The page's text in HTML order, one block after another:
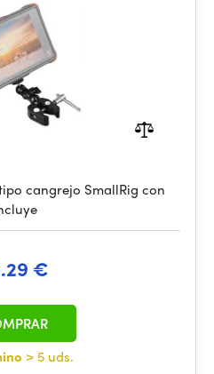
cangrejo SmallRig con
€
> 5 uds.